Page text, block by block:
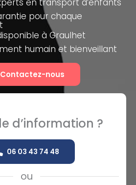
en transport d’enfants
pour chaque
à Graulhet
humain et bienveillant
Contactez-nous
d’information ?
06 03 43 74 48
ou